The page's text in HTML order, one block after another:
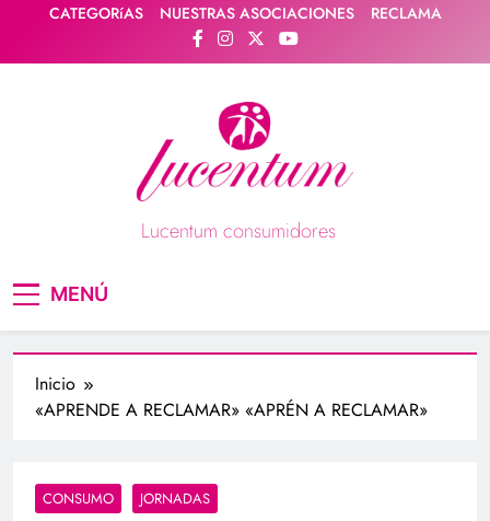
contenido
CATEGORíAS NUESTRAS ASOCIACIONES RECLAMA
Lucentum consumidores
MENÚ
Inicio
«APRENDE A RECLAMAR» «APRÉN A RECLAMAR»
CONSUMO JORNADAS